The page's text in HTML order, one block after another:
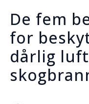
De fem
for
dårlig